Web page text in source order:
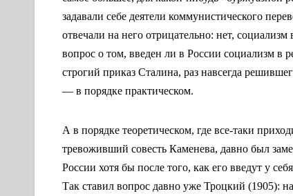
задавали себе деятели коммунистического
отвечали на него отрицательно: нет,
вопрос о том, введен ли в России социализм в
строгий приказ Сталина, раз навсегда
— в порядке практическом.
А в порядке теоретическом, где все-таки
тревоживший совесть Каменева, давно был
России хотя бы после того, как его введут у
Так ставил вопрос давно уже Троцкий (1905):